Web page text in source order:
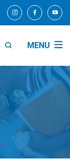
MENU